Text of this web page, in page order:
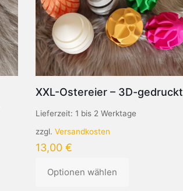
XXL-Ostereier – 3D-gedruckt
Lieferzeit: 1 bis 2 Werktage
zzgl. Versandkosten
13,00 €
Optionen wählen